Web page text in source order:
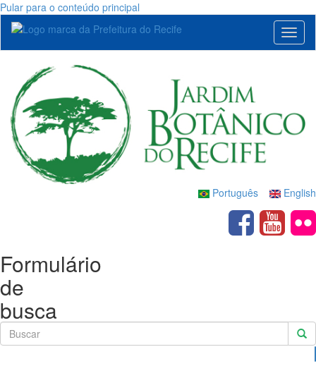
Pular para o conteúdo principal
English
Português
Formulário
de
busca